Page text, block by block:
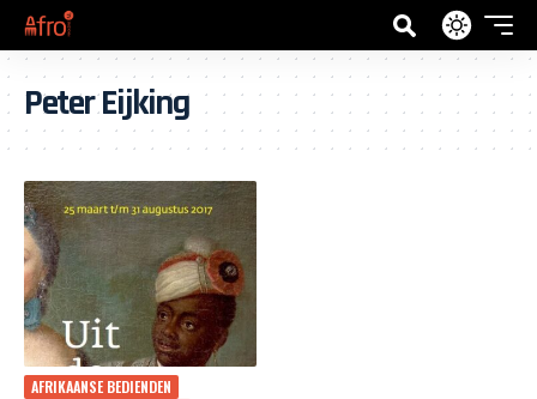
Peter Eijking
AFRIKAANSE BEDIENDEN